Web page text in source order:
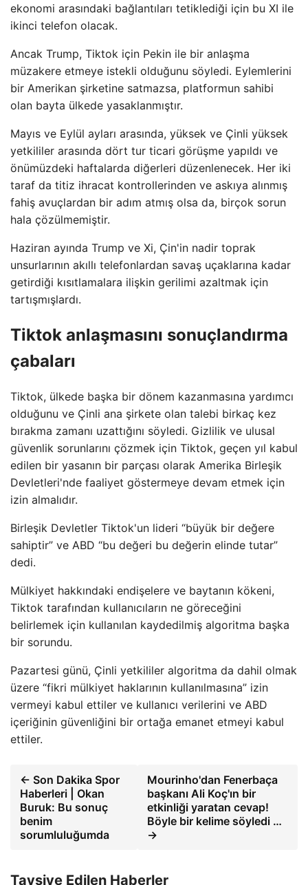
ekonomi arasındaki bağlantıları tetiklediği için bu XI ile
ikinci telefon olacak.
Ancak Trump, Tiktok için Pekin ile bir anlaşma
müzakere etmeye istekli olduğunu söyledi. Eylemlerini
bir Amerikan şirketine satmazsa, platformun sahibi
olan bayta ülkede yasaklanmıştır.
Mayıs ve Eylül ayları arasında, yüksek ve Çinli yüksek
yetkililer arasında dört tur ticari görüşme yapıldı ve
önümüzdeki haftalarda diğerleri düzenlenecek. Her iki
taraf da titiz ihracat kontrollerinden ve askıya alınmış
fahiş avuçlardan bir adım atmış olsa da, birçok sorun
hala çözülmemiştir.
Haziran ayında Trump ve Xi, Çin'in nadir toprak
unsurlarının akıllı telefonlardan savaş uçaklarına kadar
getirdiği kısıtlamalara ilişkin gerilimi azaltmak için
tartışmışlardı.
Tiktok anlaşmasını sonuçlandırma
çabaları
Tiktok, ülkede başka bir dönem kazanmasına yardımcı
olduğunu ve Çinli ana şirkete olan talebi birkaç kez
bırakma zamanı uzattığını söyledi. Gizlilik ve ulusal
güvenlik sorunlarını çözmek için Tiktok, geçen yıl kabul
edilen bir yasanın bir parçası olarak Amerika Birleşik
Devletleri'nde faaliyet göstermeye devam etmek için
izin almalıdır.
Birleşik Devletler Tiktok'un lideri “büyük bir değere
sahiptir” ve ABD “bu değeri bu değerin elinde tutar”
dedi.
Mülkiyet hakkındaki endişelere ve baytanın kökeni,
Tiktok tarafından kullanıcıların ne göreceğini
belirlemek için kullanılan kaydedilmiş algoritma başka
bir sorundu.
Pazartesi günü, Çinli yetkililer algoritma da dahil olmak
üzere “fikri mülkiyet haklarının kullanılmasına” izin
vermeyi kabul ettiler ve kullanıcı verilerini ve ABD
içeriğinin güvenliğini bir ortağa emanet etmeyi kabul
ettiler.
← Son Dakika Spor
Haberleri | Okan
Buruk: Bu sonuç
benim
sorumluluğumda
Mourinho'dan Fenerbaça
başkanı Ali Koç'ın bir
etkinliği yaratan cevap!
Böyle bir kelime söyledi …
→
Tavsiye Edilen Haberler